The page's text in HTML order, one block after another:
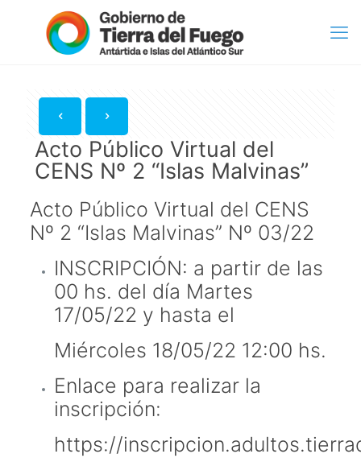
Acto Público Virtual del
CENS Nº 2 “Islas Malvinas”
Acto Público Virtual del CENS
Nº 2 “Islas Malvinas” Nº 03/22
INSCRIPCIÓN: a partir de las
00 hs. del día Martes
17/05/22 y hasta el
Miércoles 18/05/22 12:00 hs.
Enlace para realizar la
inscripción:
https://